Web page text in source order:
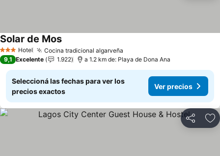
3 Estrellas
Hotel Cocina tradicional algarveña
Solar de Mos
9,1 Excelente 1.922 a 1.2 km de: Playa de Dona Ana
Seleccioná las fechas para ver los
precios exactos
Ver precios
Compartir